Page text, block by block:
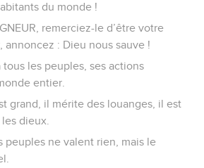
du monde !
remerciez-le d’être votre
annoncez : Dieu nous sauve !
tous les peuples, ses actions
entier.
grand, il mérite des louanges, il est
dieux.
peuples ne valent rien, mais le